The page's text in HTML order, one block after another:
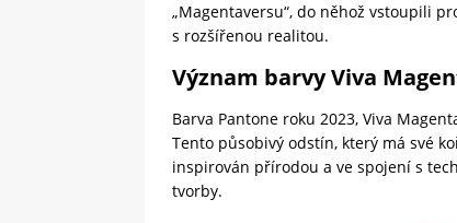
„Magentaversu“, do něhož vstoupili
s rozšířenou realitou.
Význam barvy Viva
Barva Pantone roku 2023, Viva
Tento působivý odstín, který má své
inspirován přírodou a ve spojení s
tvorby.